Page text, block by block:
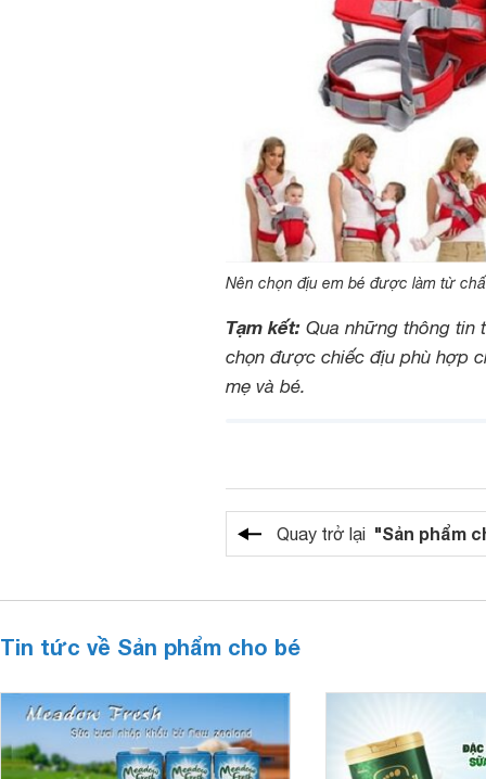
Nên chọn địu em bé được làm từ
Tạm kết: Qua những thông tin
chọn được chiếc địu phù hợp
mẹ và bé.
Quay trở lại "Sản phẩm
Tin tức về Sản phẩm cho bé